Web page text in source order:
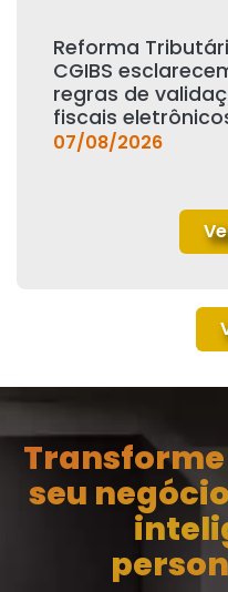
Reforma
CGIBS
regras de
fiscais
07/08/2026
seu